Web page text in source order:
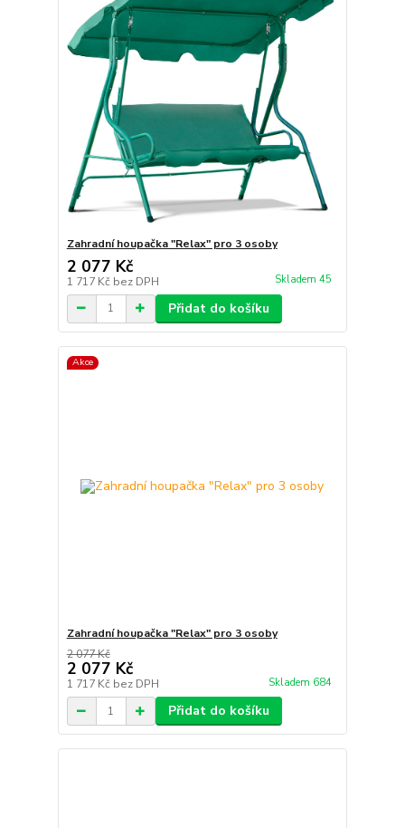
Zahradní houpačka "Relax" pro 3 osoby
2 077 Kč
1 717 Kč bez DPH Skladem 45
Přidat do košíku
Akce
Zahradní houpačka "Relax" pro 3 osoby
2 077 Kč
2 077 Kč
1 717 Kč bez DPH Skladem 684
Přidat do košíku